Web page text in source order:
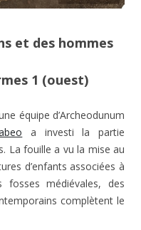
et des hommes
1 (ouest)
équipe d’Archeodunum
a investi la partie
La fouille a vu la mise au
d’enfants associées à
fosses médiévales, des
complètent le